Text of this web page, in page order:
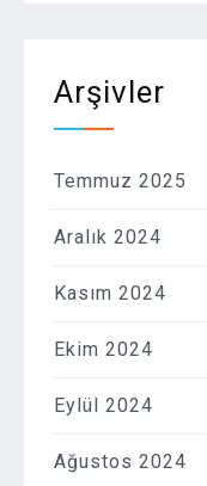
Arşivler
Temmuz 2025
Aralık 2024
Kasım 2024
Ekim 2024
Eylül 2024
Ağustos 2024